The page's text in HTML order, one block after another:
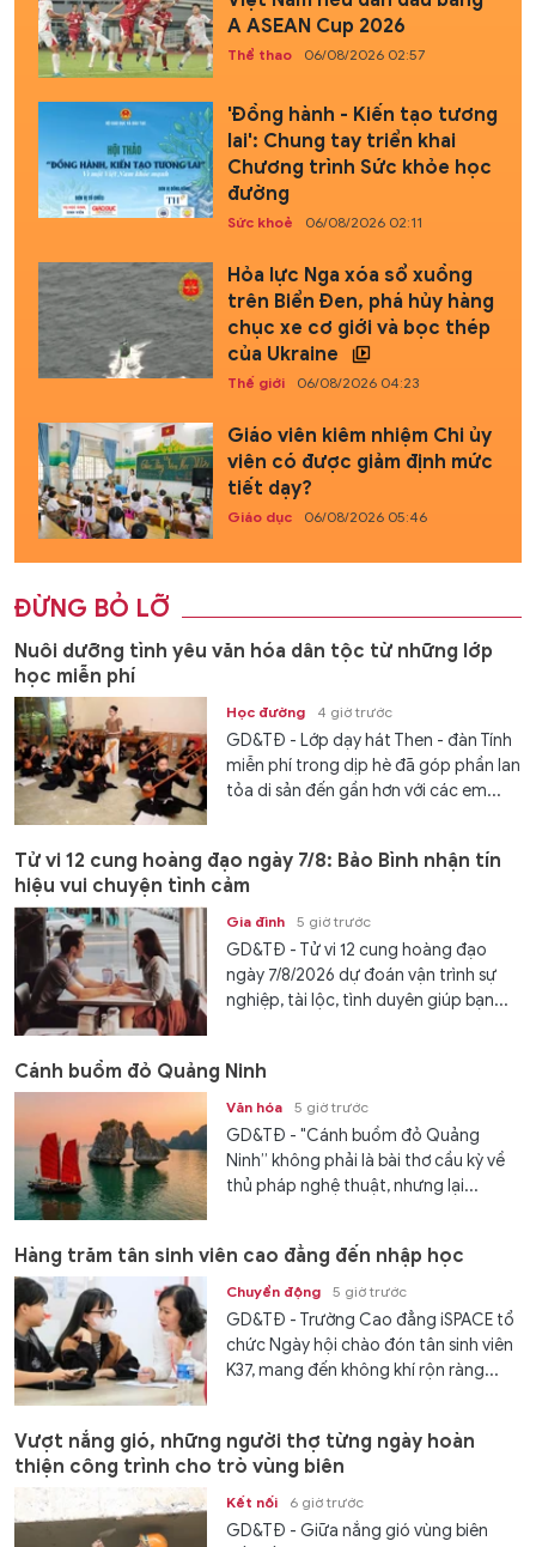
A ASEAN Cup 2026
Thể thao 06/08/2026 02:57
'Đồng hành - Kiến tạo tương
lai': Chung tay triển khai
Chương trình Sức khỏe học
đường
Sức khoẻ 06/08/2026 02:11
Hỏa lực Nga xóa sổ xuồng
trên Biển Đen, phá hủy hàng
chục xe cơ giới và bọc thép
của Ukraine
Thế giới 06/08/2026 04:23
Giáo viên kiêm nhiệm Chi ủy
viên có được giảm định mức
tiết dạy?
Giáo dục 06/08/2026 05:46
ĐỪNG BỎ LỠ
Nuôi dưỡng tình yêu văn hóa dân tộc từ những lớp
học miễn phí
Học đường 4 giờ trước
GD&TĐ - Lớp dạy hát Then - đàn Tính
miễn phí trong dịp hè đã góp phần lan
tỏa di sản đến gần hơn với các em...
Tử vi 12 cung hoàng đạo ngày 7/8: Bảo Bình nhận tín
hiệu vui chuyện tình cảm
Gia đình 5 giờ trước
GD&TĐ - Tử vi 12 cung hoàng đạo
ngày 7/8/2026 dự đoán vận trình sự
nghiệp, tài lộc, tình duyên giúp bạn...
Cánh buồm đỏ Quảng Ninh
Văn hóa 5 giờ trước
GD&TĐ - "Cánh buồm đỏ Quảng
Ninh” không phải là bài thơ cầu kỳ về
thủ pháp nghệ thuật, nhưng lại...
Hàng trăm tân sinh viên cao đẳng đến nhập học
Chuyển động 5 giờ trước
GD&TĐ - Trường Cao đẳng iSPACE tổ
chức Ngày hội chào đón tân sinh viên
K37, mang đến không khí rộn ràng...
Vượt nắng gió, những người thợ từng ngày hoàn
thiện công trình cho trò vùng biên
Kết nối 6 giờ trước
GD&TĐ - Giữa nắng gió vùng biên